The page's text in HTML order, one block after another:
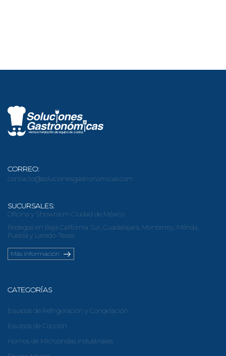
CORREO:
contacto@solucionesgastronomicas.com
SUCURSALES:
Oficina y Showroom Ciudad de México
Bodegas en Baja California Sur, Guadalajara, Monterrey, Mérida,
Puebla y Laredo-Texas.
Más información
CATEGORÍAS
Equipos de Refrigeración y Congelación
Equipos de Cocción
Hornos de Microondas Industriales